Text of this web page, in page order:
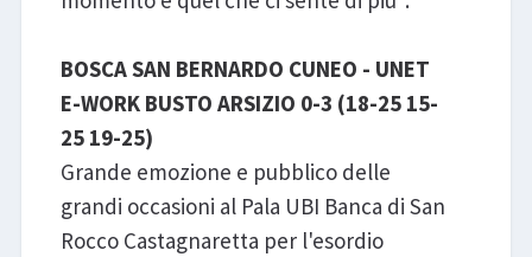
BOSCA SAN BERNARDO CUNEO - UNET
E-WORK BUSTO ARSIZIO 0-3 (18-25 15-
25 19-25)
Grande emozione e pubblico delle
grandi occasioni al Pala UBI Banca di San
Rocco Castagnaretta per l'esordio